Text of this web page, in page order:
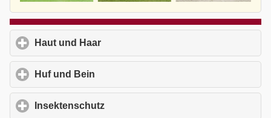
Haut und Haar
Huf und Bein
Insektenschutz